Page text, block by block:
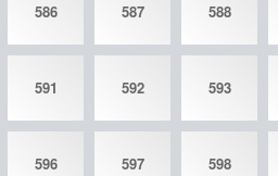
586 587 588
591 592 593
596 597 598